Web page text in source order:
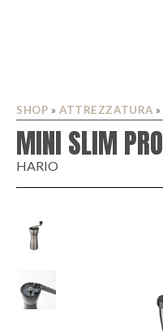
SHOP » ATTREZZATURA »
MINI SLIM PRO
HARIO